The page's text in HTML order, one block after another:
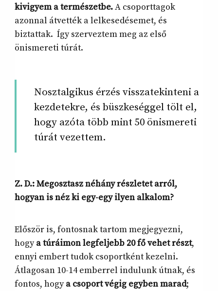
kivigyem a természetbe.A csoporttagok
azonnal átvették a lelkesedésemet, és
biztattak. Így szerveztem meg az első
önismereti túrát.
Nosztalgikus érzés visszatekinteni a
kezdetekre, és büszkeséggel tölt el,
hogy azóta több mint 50 önismereti
túrát vezettem.
Z. D.: Megosztasz néhány részletet arról,
hogyan is néz ki egy-egy ilyen alkalom?
Először is, fontosnak tartom megjegyezni,
hogya túráimon legfeljebb 20 fő vehet részt,
ennyi embert tudok csoportként kezelni.
Átlagosan 10-14 emberrel indulunk útnak, és
fontos, hogya csoport végig egyben marad;